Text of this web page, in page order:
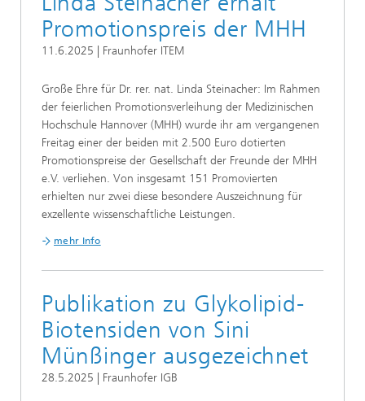
Promotionspreis der MHH
11.6.2025 | Fraunhofer ITEM
Große Ehre für Dr. rer. nat. Linda Steinacher: Im Rahmen
der feierlichen Promotionsverleihung der Medizinischen
Hochschule Hannover (MHH) wurde ihr am vergangenen
Freitag einer der beiden mit 2.500 Euro dotierten
Promotionspreise der Gesellschaft der Freunde der MHH
e.V. verliehen. Von insgesamt 151 Promovierten
erhielten nur zwei diese besondere Auszeichnung für
exzellente wissenschaftliche Leistungen.
mehr Info
Publikation zu Glykolipid-
Biotensiden von Sini
Münßinger ausgezeichnet
28.5.2025 | Fraunhofer IGB